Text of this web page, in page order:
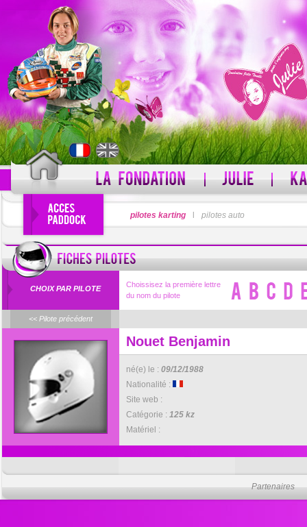
PSEUDO
Pseudo oublié ?
MOT DE PASSE
pilotes karting pilotes auto
CHOIX PAR PILOTE
Choissisez la première lettre
du nom du pilote
<< Pilote précédent
Nouet Benjamin
né(e) le : 09/12/1988
Nationalité :
Site web :
Catégorie : 125 kz
Matériel :
Partenaires